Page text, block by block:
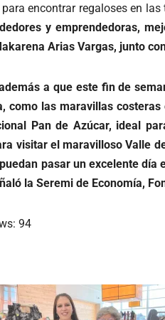
encontrar regaloses en
y emprendedoras,
Arias Vargas, junto
a que este fin de
como las maravillas
Pan de Azúcar, ideal
visitar el maravilloso Valle
pasar un excelente día
la Seremi de Economía,
94